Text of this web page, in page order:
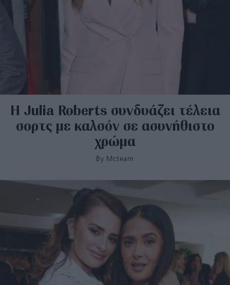
H Julia Roberts συνδυάζει τέλεια
σορτς με καλσόν σε ασυνήθιστο
χρώμα
By Mcteam